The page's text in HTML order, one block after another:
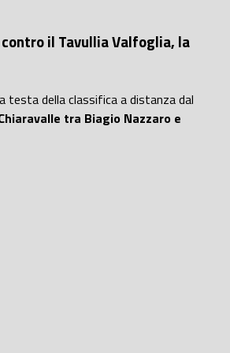
contro il Tavullia Valfoglia, la
testa della classifica a distanza dal
tra Biagio Nazzaro e